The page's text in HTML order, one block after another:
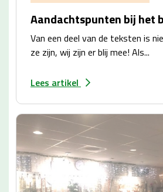
Aandachtspunten bij het
Van een deel van de teksten is
ze zijn, wij zijn er blij mee! Als...
Lees artikel